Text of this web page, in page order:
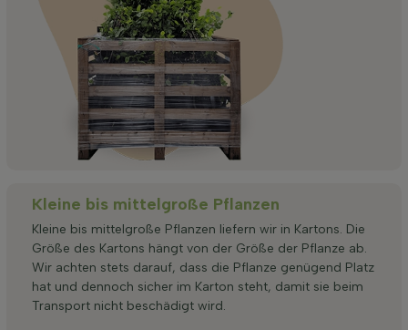
Kleine bis mittelgroße Pflanzen
Kleine bis mittelgroße Pflanzen liefern wir in Kartons. Die
Größe des Kartons hängt von der Größe der Pflanze ab.
Wir achten stets darauf, dass die Pflanze genügend Platz
hat und dennoch sicher im Karton steht, damit sie beim
Transport nicht beschädigt wird.